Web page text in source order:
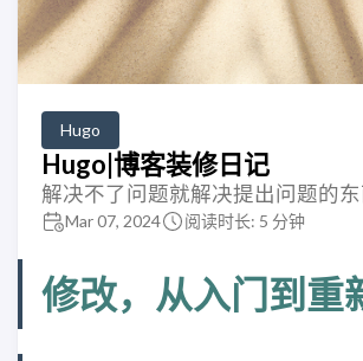
Hugo
Hugo|博客装修日记
解决不了问题就解决提出问题的
Mar 07, 2024 阅读时长: 5 分钟
修改，从入门到重